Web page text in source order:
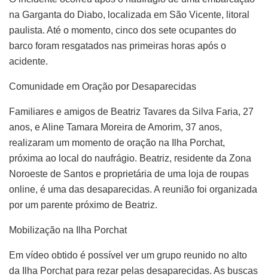
na Garganta do Diabo, localizada em São Vicente, litoral
paulista. Até o momento, cinco dos sete ocupantes do
barco foram resgatados nas primeiras horas após o
acidente.
Comunidade em Oração por Desaparecidas
Familiares e amigos de Beatriz Tavares da Silva Faria, 27
anos, e Aline Tamara Moreira de Amorim, 37 anos,
realizaram um momento de oração na Ilha Porchat,
próxima ao local do naufrágio. Beatriz, residente da Zona
Noroeste de Santos e proprietária de uma loja de roupas
online, é uma das desaparecidas. A reunião foi organizada
por um parente próximo de Beatriz.
Mobilização na Ilha Porchat
Em vídeo obtido é possível ver um grupo reunido no alto
da Ilha Porchat para rezar pelas desaparecidas. As buscas